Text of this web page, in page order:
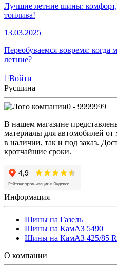
Лучшие летние шины: комфорт,
топлива!
13.03.2025
Переобуваемся вовремя:
летние?
Войти
Русшина
0 - 9999999
В нашем магазине
материалы для автомобилей
в наличии, так и под заказ.
кротчайшие сроки.
Информация
Шины на Газель
Шины на КамАЗ 5490
Шины на КамАЗ 425/85
О компании